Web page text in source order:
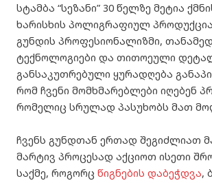
სტამბა “სეზანი” 30 წელზე მეტია
ხარისხის პოლიგრაფიულ
გუნდის პროფესიონალიზმი,
ტექნოლოგიები და თითოეული
განსაკუთრებული ყურადღება
რომ ჩვენი მომხმარებლები იღებენ
რომელიც სრულად პასუხობს მათ
ჩვენს გუნდთან ერთად შეგიძლიათ
მარტივ პროცესად აქციოთ ისეთი
საქმე, როგორც წიგნების დაბეჭდვა,